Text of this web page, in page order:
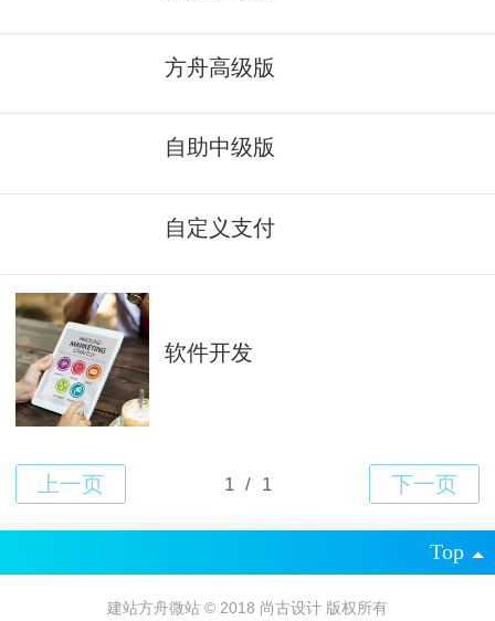
方舟高级版
自助中级版
自定义支付
软件开发
Top
建站方舟微站 © 2018 尚古设计 版权所有